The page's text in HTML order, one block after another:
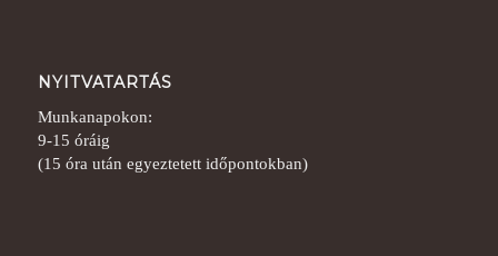
NYITVATARTÁS
Munkanapokon:
9-15 óráig
(15 óra után egyeztetett időpontokban)